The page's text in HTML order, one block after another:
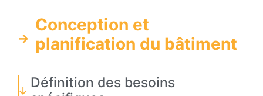
Conception et
planification du bâtiment
Définition des besoins